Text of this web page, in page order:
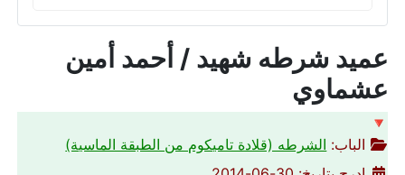
عميد شرطه شهيد / أحمد أمين
عشماوي
🔻
الباب: الشرطه (قلادة تاميكوم من الطبقة الماسية)